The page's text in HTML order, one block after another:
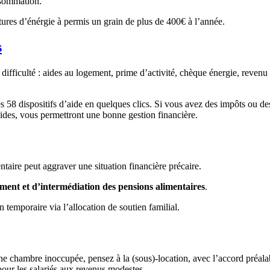
d’énérgie à permis un grain de plus de 400€ à l’année.
: aides au logement, prime d’activité, chèque énergie,
dispositifs d’aide en quelques clics. Si vous avez des impôts ou
vous permettront une bonne gestion financière.
peut aggraver une situation financière précaire.
et d’intermédiation des pensions alimentaires.
temporaire via l’allocation de soutien familial.
chambre inoccupée, pensez à la (sous)-location, avec l’accord